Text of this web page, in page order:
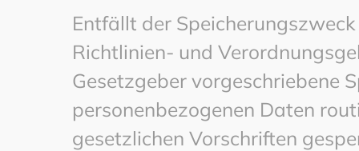
Entfällt der
Richtlinien- und
Gesetzgeber vorgeschriebene
personenbezogenen Daten
gesetzlichen Vorschriften